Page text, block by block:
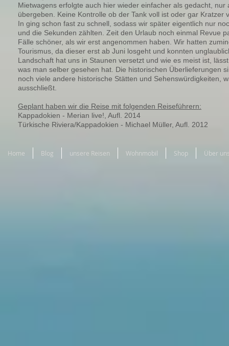
Mietwagens erfolgte auch hier wieder einfacher als gedacht, nur
übergeben. Keine Kontrolle ob der Tank voll ist oder gar Kratzer
In ging schon fast zu schnell, sodass wir später eigentlich nur
und die Sekunden zählten. Zeit den Urlaub noch einmal Revue
Fälle schöner, als wir erst angenommen haben. Wir hatten
Tourismus, da dieser erst ab Juni losgeht und konnten
Landschaft hat uns in Staunen versetzt und wie es meist ist,
was man selber gesehen hat. Die historischen Überlieferungen
noch viele andere historische Stätten und Sehenswürdigkeiten,
ausschließt.
Geplant haben wir die Reise mit folgenden Reiseführern:
Kappadokien - Merian live!, Aufl. 2014
Türkische Riviera/Kappadokien - Michael Müller, Aufl. 2012
Home Blog unsere Reisen Wohnmobil Shop Über